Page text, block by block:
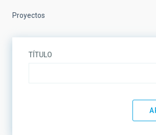
laProyectos
TÍTULO